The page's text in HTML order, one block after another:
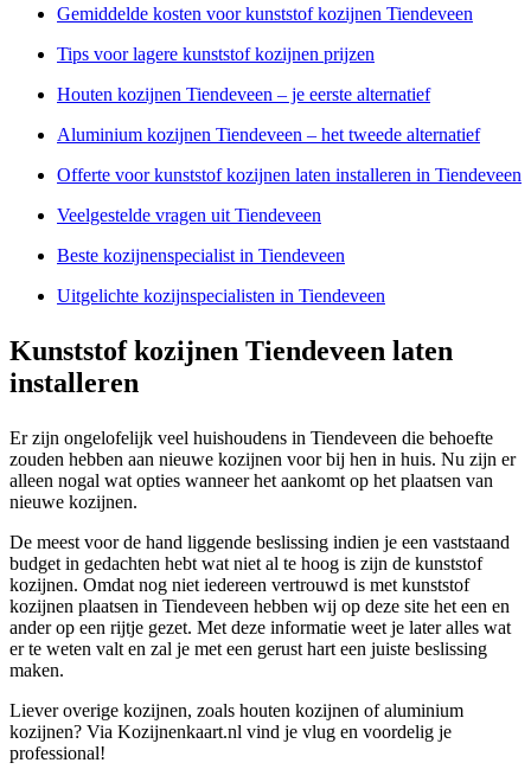
Gemiddelde kosten voor kunststof kozijnen Tiendeveen
Tips voor lagere kunststof kozijnen prijzen
Houten kozijnen Tiendeveen – je eerste alternatief
Aluminium kozijnen Tiendeveen – het tweede alternatief
Offerte voor kunststof kozijnen laten installeren in Tiendeveen
Veelgestelde vragen uit Tiendeveen
Beste kozijnenspecialist in Tiendeveen
Uitgelichte kozijnspecialisten in Tiendeveen
Kunststof kozijnen Tiendeveen laten
installeren
Er zijn ongelofelijk veel huishoudens in Tiendeveen die behoefte
zouden hebben aan nieuwe kozijnen voor bij hen in huis. Nu zijn er
alleen nogal wat opties wanneer het aankomt op het plaatsen van
nieuwe kozijnen.
De meest voor de hand liggende beslissing indien je een vaststaand
budget in gedachten hebt wat niet al te hoog is zijn de kunststof
kozijnen. Omdat nog niet iedereen vertrouwd is met kunststof
kozijnen plaatsen in Tiendeveen hebben wij op deze site het een en
ander op een rijtje gezet. Met deze informatie weet je later alles wat
er te weten valt en zal je met een gerust hart een juiste beslissing
maken.
Liever overige kozijnen, zoals houten kozijnen of aluminium
kozijnen? Via Kozijnenkaart.nl vind je vlug en voordelig je
professional!